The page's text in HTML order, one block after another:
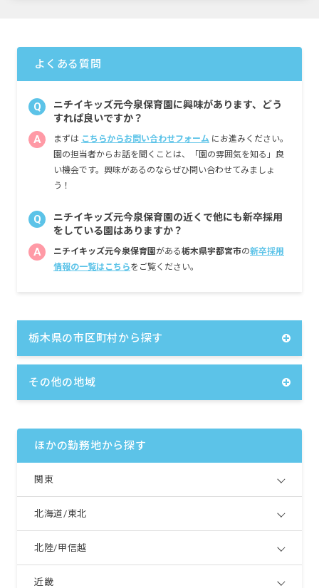
※評価期間中に基準に満たす勤務実績がない
等の事情がある場合は支給額が0円になります
※試用期間3カ月／同条件
よくある質問
Q
ニチイキッズ元今泉保育園に興味があります、どう
すれば良いですか？
A まずは こちらからお問い合わせフォーム にお進みください。
園の担当者からお話を聞くことは、「園の雰囲気を知る」良
い機会です。興味があるのならぜひ問い合わせてみましょ
う！
Q
ニチイキッズ元今泉保育園の近くで他にも新卒採用
をしている園はありますか？
A ニチイキッズ元今泉保育園がある栃木県宇都宮市の新卒採用
情報の一覧はこちらをご覧ください。
栃木県の市区町村から探す
その他の地域
ほかの勤務地から探す
関東
北海道/東北
北陸/甲信越
近畿